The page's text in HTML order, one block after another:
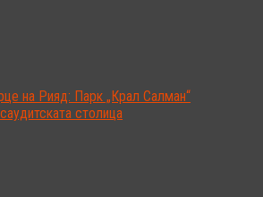
на Рияд: Парк „Крал Салман“
столица